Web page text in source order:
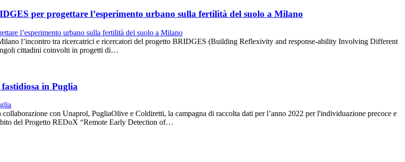
per progettare l’esperimento urbano sulla fertilità del suolo a Milano
l’incontro tra ricercatrici e ricercatori del progetto BRIDGES (Building Reflexivity and response-ability Involving Different
cittadini coinvolti in progetti di…
in Puglia
con Unaprol, PugliaOlive e Coldiretti, la campagna di raccolta dati per l’anno 2022 per l'individuazione precoce e
del Progetto REDoX “Remote Early Detection of…